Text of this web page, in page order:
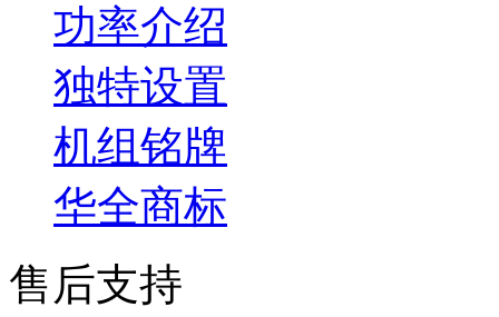
功率介绍
独特设置
机组铭牌
华全商标
售后支持